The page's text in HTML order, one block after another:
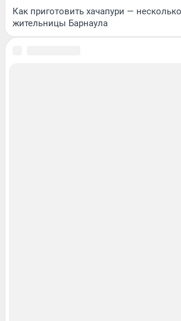
Как приготовить хачапури —
жительницы Барнаула